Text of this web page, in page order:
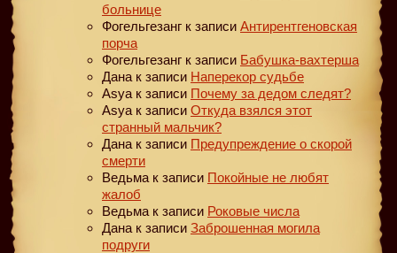
больнице
Фогельгезанг к записи Антирентгеновская
порча
Фогельгезанг к записи Бабушка-вахтерша
Дана к записи Наперекор судьбе
Asya к записи Почему за дедом следят?
Asya к записи Откуда взялся этот
странный мальчик?
Дана к записи Предупреждение о скорой
смерти
Ведьма к записи Покойные не любят
жалоб
Ведьма к записи Роковые числа
Дана к записи Заброшенная могила
подруги